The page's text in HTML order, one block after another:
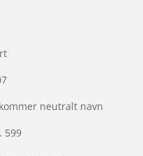
neutralt navn
599